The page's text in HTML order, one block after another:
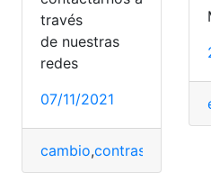
línea
del WiFi,contraseña del
Módem,ubee,wifi
través
de nuestras
redes
07/11/2021
cambio,contraseña